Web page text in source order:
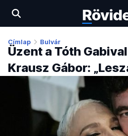
Címlap Bulvár
Üzent a Tóth
Krausz Gábor: